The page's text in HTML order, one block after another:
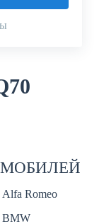
Alfa Romeo
BMW